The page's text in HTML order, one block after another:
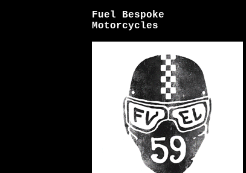
Fuel Bespoke
Motorcycles